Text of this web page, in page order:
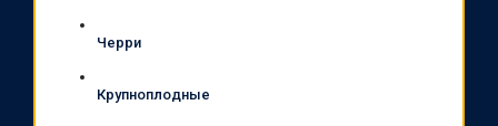
Черри
Крупноплодные